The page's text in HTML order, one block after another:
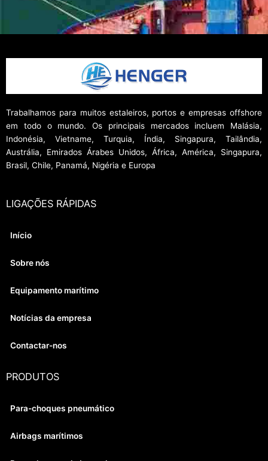
Trabalhamos para muitos estaleiros, portos e empresas offshore
em todo o mundo. Os principais mercados incluem Malásia,
Indonésia, Vietname, Turquia, Índia, Singapura, Tailândia,
Austrália, Emirados Árabes Unidos, África, América, Singapura,
Brasil, Chile, Panamá, Nigéria e Europa
LIGAÇÕES RÁPIDAS
Início
Sobre nós
Equipamento marítimo
Notícias da empresa
Contactar-nos
PRODUTOS
Para-choques pneumático
Airbags marítimos